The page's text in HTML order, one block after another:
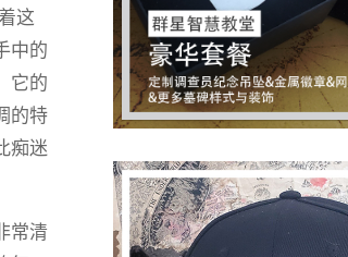
这
中的
它的
的特
痴迷
常清